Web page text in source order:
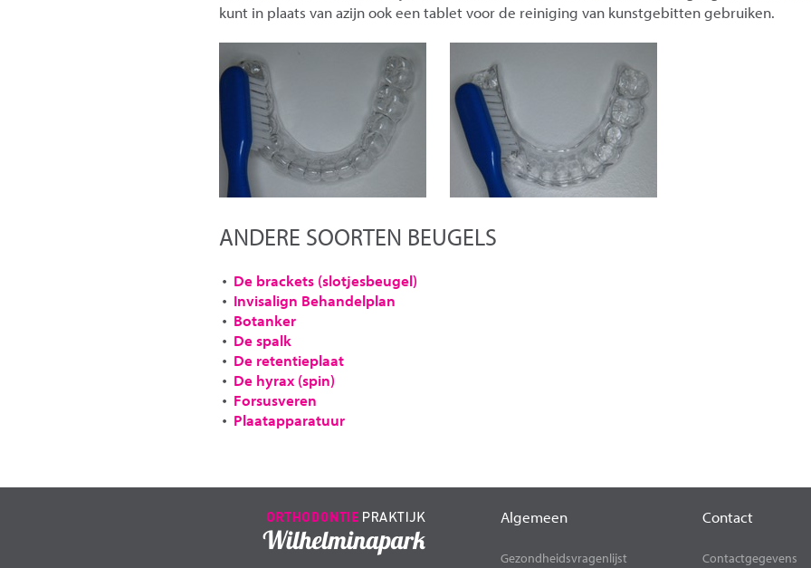
kunt in plaats van azijn ook een tablet voor de reiniging van kunstgebitten gebruiken.
ANDERE SOORTEN BEUGELS
De brackets (slotjesbeugel)
Invisalign Behandelplan
Botanker
De spalk
De retentieplaat
De hyrax (spin)
Forsusveren
Plaatapparatuur
Algemeen
Gezondheidsvragenlijst
Contact
Contactgegevens